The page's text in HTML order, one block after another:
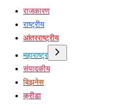
राजकारण
राष्ट्रीय
आंतरराष्ट्रीय
महाराष्ट्र
संपादकीय
बिझनेस
क्रीडा